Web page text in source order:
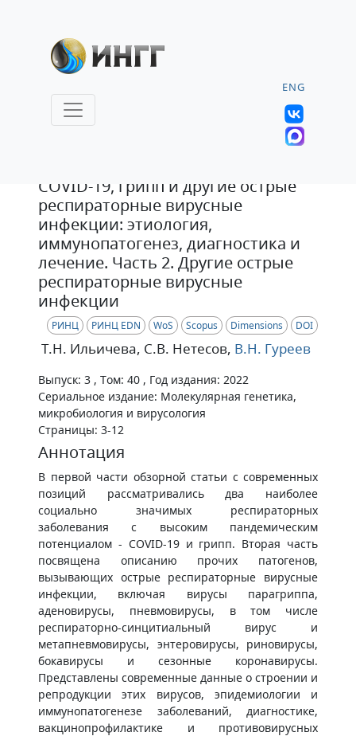
ENG
COVID-19, грипп и другие острые
респираторные вирусные
инфекции: этиология,
иммунопатогенез, диагностика и
лечение. Часть 2. Другие острые
респираторные вирусные
инфекции
РИНЦ РИНЦ EDN WoS Scopus Dimensions DOI
Т.Н. Ильичева, С.В. Нетесов, В.Н. Гуреев
Выпуск: 3 , Том: 40 , Год издания: 2022
Сериальное издание: Молекулярная генетика,
микробиология и вирусология
Страницы: 3-12
Аннотация
В первой части обзорной статьи с современных
позиций рассматривались два наиболее
социально значимых респираторных
заболевания с высоким пандемическим
потенциалом - COVID-19 и грипп. Вторая часть
посвящена описанию прочих патогенов,
вызывающих острые респираторные вирусные
инфекции, включая вирусы парагриппа,
аденовирусы, пневмовирусы, в том числе
респираторно-синцитиальный вирус и
метапневмовирусы, энтеровирусы, риновирусы,
бокавирусы и сезонные коронавирусы.
Представлены современные данные о строении и
репродукции этих вирусов, эпидемиологии и
иммунопатогенезе заболеваний, диагностике,
вакцинопрофилактике и противовирусных